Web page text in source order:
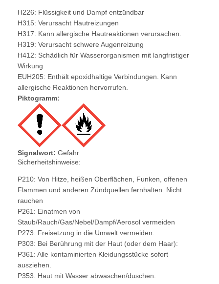
H226: Flüssigkeit und Dampf entzündbar
H315: Verursacht Hautreizungen
H317: Kann allergische Hautreaktionen verursachen.
H319: Verursacht schwere Augenreizung
H412: Schädlich für Wasserorganismen mit langfristiger
Wirkung
EUH205: Enthält epoxidhaltige Verbindungen. Kann
allergische Reaktionen hervorrufen.
Piktogramm:
Signalwort: Gefahr
Sicherheitshinweise:
P210: Von Hitze, heißen Oberflächen, Funken, offenen
Flammen und anderen Zündquellen fernhalten. Nicht
rauchen
P261: Einatmen von
Staub/Rauch/Gas/Nebel/Dampf/Aerosol vermeiden
P273: Freisetzung in die Umwelt vermeiden.
P303: Bei Berührung mit der Haut (oder dem Haar):
P361: Alle kontaminierten Kleidungsstücke sofort
ausziehen.
P353: Haut mit Wasser abwaschen/duschen.